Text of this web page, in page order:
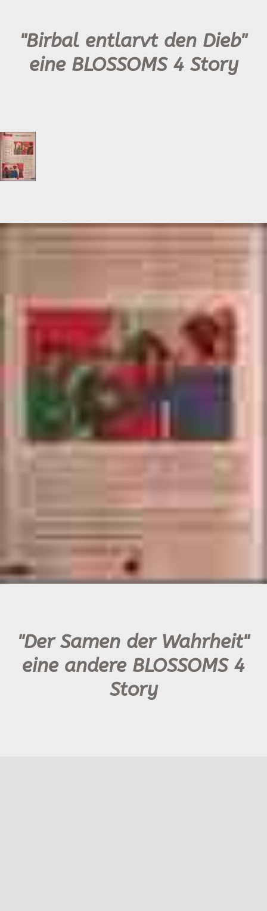
"Birbal entlarvt den Dieb"
eine BLOSSOMS 4 Story
"Der Samen der Wahrheit"
eine andere BLOSSOMS 4
Story